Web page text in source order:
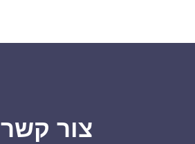
צור קשר